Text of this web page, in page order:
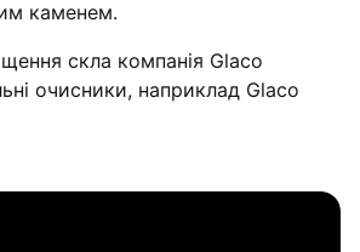
каменем.
скла компанія Glaco
очисники, наприклад Glaco